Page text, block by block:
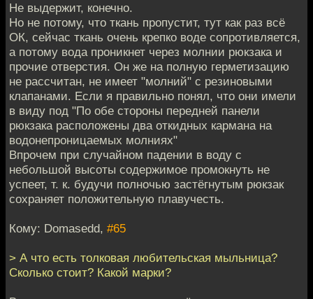
Не выдержит, конечно.
Но не потому, что ткань пропустит, тут как раз всё
ОК, сейчас ткань очень крепко воде сопротивляется,
а потому вода проникнет через молнии рюкзака и
прочие отверстия. Он же на полную герметизацию
не рассчитан, не имеет "молний" с резиновыми
клапанами. Если я правильно понял, что они имели
в виду под "По обе стороны передней панели
рюкзака расположены два откидных кармана на
водонепроницаемых молниях"
Впрочем при случайном падении в воду с
небольшой высоты содержимое промокнуть не
успеет, т. к. будучи полночью застёгнутым рюкзак
сохраняет положительную плавучесть.
Кому: Domasedd, #65
> А что есть толковая любительская мыльница?
Сколько стоит? Какой марки?